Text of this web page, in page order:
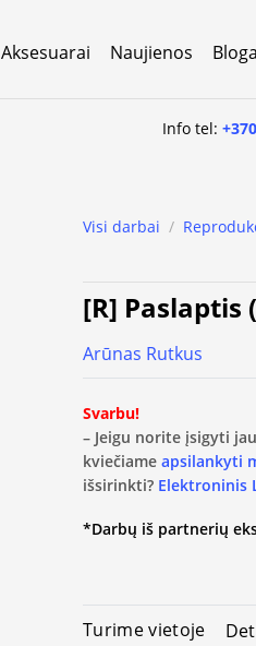
Aksesuarai Naujienos
Info tel:
Visi darbai /
[R] Paslaptis
Arūnas Rutkus
Svarbu!
– Jeigu norite įsigyti
kviečiame apsilankyti
išsirinkti? Elektroninis
*Darbų iš partnerių
Turime vietoje